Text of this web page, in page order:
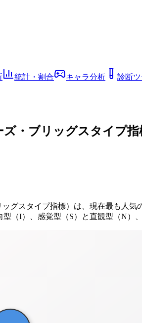
統計・割合 キャラ分析 診断
・ブリッグスタイプ
グスタイプ指標）は、現在最も人
型（I）、感覚型（S）と直観型（N）